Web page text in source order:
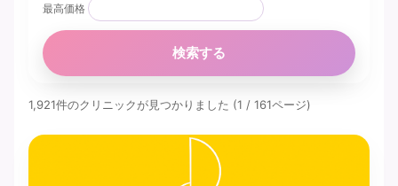
最高価格
検索する
1,921件のクリニックが見つかりました (1 / 161ページ)